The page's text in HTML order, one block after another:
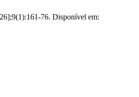
76. Disponível em: